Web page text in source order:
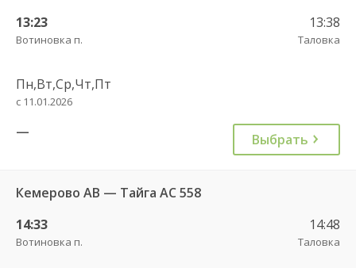
13:23
Вотиновка п.
13:38
Таловка
Пн,Вт,Ср,Чт,Пт
с 11.01.2026
— Выбрать
Кемерово АВ — Тайга АС 558
14:33
Вотиновка п.
14:48
Таловка